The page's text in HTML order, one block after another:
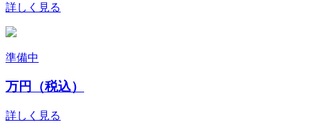
詳しく見る
準備中
万円（税込）
詳しく見る